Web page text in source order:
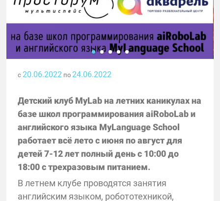
с 20.06.2022 по 24.06.2022
Детский клуб MyLab на летних каникулах на
базе школ программирования aiRoboLab и
английского языка MyLanguage School
работает всё лето с июня по август для
детей 7-12 лет полный день с 10:00 до
18:00 с трехразовым питанием.
В летнем клубе проводятся занятия
английским языком, робототехникой,